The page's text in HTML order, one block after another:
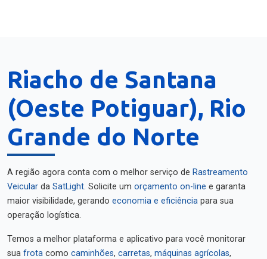
Riacho de Santana
(Oeste Potiguar), Rio
Grande do Norte
A região agora conta com o melhor serviço de Rastreamento
Veicular da SatLight. Solicite um orçamento on-line e garanta
maior visibilidade, gerando economia e eficiência para sua
operação logística.
Temos a melhor plataforma e aplicativo para você monitorar
sua frota como caminhões, carretas, máquinas agrícolas,